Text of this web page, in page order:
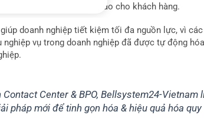
=> RPA xử lý => Thông báo cho khách hàng.
doanh nghiệp tiết kiệm tối đa nguồn lực, vì
vụ trong doanh nghiệp đã được tự động
Center & BPO, Bellsystem24-Vietnam
pháp mới để tinh gọn hóa & hiệu quả hóa quy